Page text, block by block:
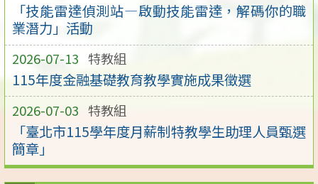
「技能雷達偵測站—啟動技能雷達，解碼你的職
業潛力」活動
2026-07-13 特教組
115年度金融基礎教育教學實施成果徵選
2026-07-03 特教組
「臺北市115學年度月薪制特教學生助理人員甄選
簡章」